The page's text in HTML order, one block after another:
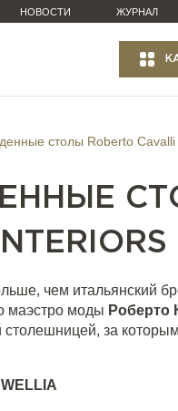
НОВОСТИ ЖУРНАЛ
столы Roberto
чем итальянский
маэстро моды Роберто
за